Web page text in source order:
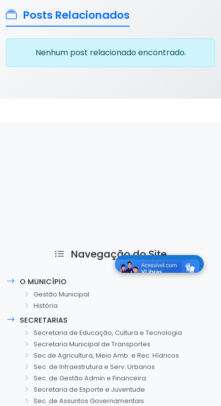
Posts Relacionados
Nenhum post relacionado encontrado.
Navegação do Site
O MUNICÍPIO
Gestão Municipal
História
SECRETARIAS
Secretaria de Educação, Cultura e Tecnologia.
Secretaria Municipal de Transportes
Sec de Agricultura, Meio Amb. e Rec. Hídricos
Sec. de Infraestrutura e Serv. Urbanos
Sec. de Gestão Admin e Financeira.
Secretaria de Esporte e Juventude
Sec. de Assuntos Governamentais